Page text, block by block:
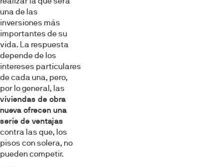
una de las
inversiones más
importantes de su
vida. La respuesta
depende de los
intereses particulares
de cada una, pero,
por lo general, las
viviendas de obra
nueva ofrecen una
serie de ventajas
contra las que, los
pisos con solera, no
pueden competir.